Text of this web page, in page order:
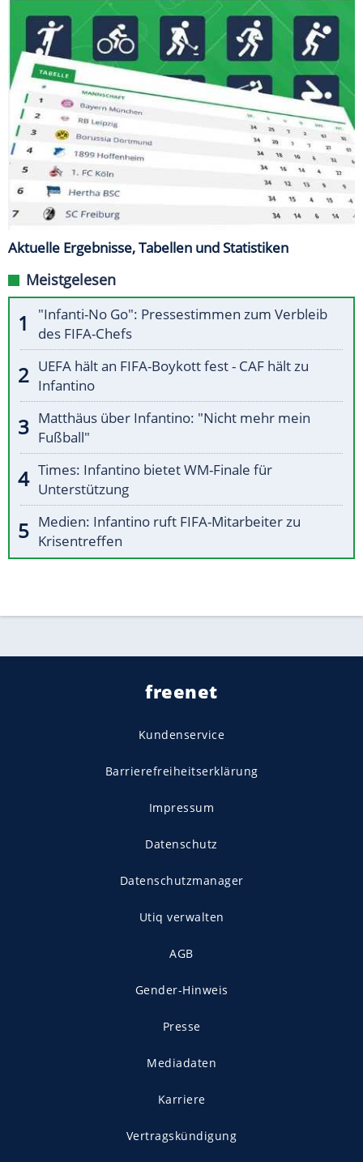
Aktuelle Ergebnisse, Tabellen und Statistiken
Meistgelesen
"Infanti-No Go": Pressestimmen zum Verbleib
des FIFA-Chefs
UEFA hält an FIFA-Boykott fest - CAF hält zu
Infantino
Matthäus über Infantino: "Nicht mehr mein
Fußball"
Times: Infantino bietet WM-Finale für
Unterstützung
Medien: Infantino ruft FIFA-Mitarbeiter zu
Krisentreffen
freenet
Kundenservice
Barrierefreiheitserklärung
Impressum
Datenschutz
Datenschutzmanager
Utiq verwalten
AGB
Gender-Hinweis
Presse
Mediadaten
Karriere
Vertragskündigung